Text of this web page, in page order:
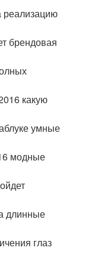
реализацию
брендовая
какую
умные
модные
длинные
глаз